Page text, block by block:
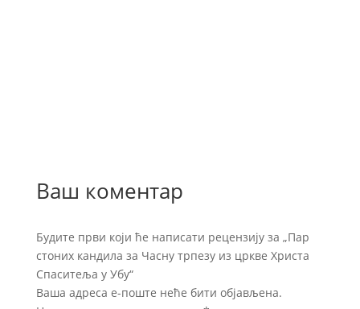
Ваш коментар
Будите први који ће написати рецензију за „Пар
стоних кандила за Часну трпезу из цркве Христа
Спаситеља у Убу“
Ваша адреса е-поште неће бити објављена.